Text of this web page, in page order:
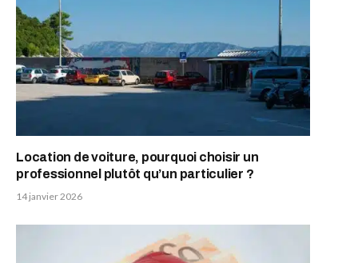
Location de voiture, pourquoi choisir un
professionnel plutôt qu’un particulier ?
14 janvier 2026